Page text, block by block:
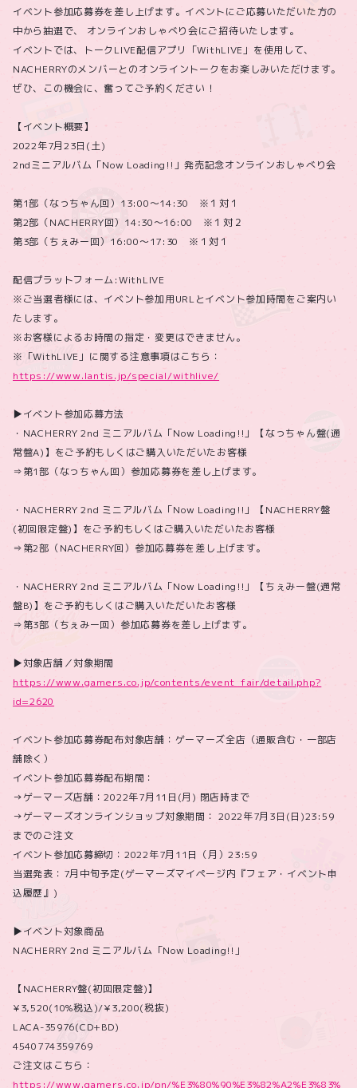
イベント参加応募券を差し上げます。イベントにご応募いただいた方の
中から抽選で、 オンラインおしゃべり会にご招待いたします。
イベントでは、トークLIVE配信アプリ「WithLIVE」を使用して、
NACHERRYのメンバーとのオンライントークをお楽しみいただけます。
ぜひ、この機会に、奮ってご予約ください！
【イベント概要】
2022年7月23日(土)
2ndミニアルバム「Now Loading!!」発売記念オンラインおしゃべり会
第1部（なっちゃん回）13:00～14:30 ※１対１
第2部（NACHERRY回）14:30～16:00 ※１対２
第3部（ちぇみー回）16:00～17:30 ※１対１
配信プラットフォーム:WithLIVE
※ご当選者様には、イベント参加用URLとイベント参加時間をご案内い
たします。
※お客様によるお時間の指定・変更はできません。
※「WithLIVE」に関する注意事項はこちら：
https://www.lantis.jp/special/withlive/
▶イベント参加応募方法
・NACHERRY 2nd ミニアルバム「Now Loading!!」【なっちゃん盤(通
常盤A)】をご予約もしくはご購入いただいたお客様
⇒第1部（なっちゃん回）参加応募券を差し上げます。
・NACHERRY 2nd ミニアルバム「Now Loading!!」【NACHERRY盤
(初回限定盤)】をご予約もしくはご購入いただいたお客様
⇒第2部（NACHERRY回）参加応募券を差し上げます。
・NACHERRY 2nd ミニアルバム「Now Loading!!」【ちぇみー盤(通常
盤B)】をご予約もしくはご購入いただいたお客様
⇒第3部（ちぇみー回）参加応募券を差し上げます。
▶対象店舗／対象期間
https://www.gamers.co.jp/contents/event_fair/detail.php?
id=2620
イベント参加応募券配布対象店舗：ゲーマーズ全店（通販含む・一部店
舗除く）
イベント参加応募券配布期間：
→ゲーマーズ店舗：2022年7月11日(月) 閉店時まで
→ゲーマーズオンラインショップ対象期間： 2022年7月3日(日)23:59
までのご注文
イベント参加応募締切：2022年7月11日（月）23:59
当選発表：7月中旬予定(ゲーマーズマイページ内『フェア・イベント申
込履歴』)
▶イベント対象商品
NACHERRY 2nd ミニアルバム「Now Loading!!」
【NACHERRY盤(初回限定盤)】
¥3,520(10%税込)/¥3,200(税抜)
LACA-35976(CD+BD)
4540774359769
ご注文はこちら：
https://www.gamers.co.jp/pn/%E3%80%90%E3%82%A2%E3%83%